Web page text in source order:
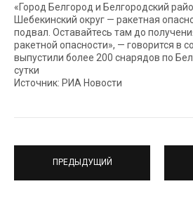
«Город Белгород и Белгородский
Шебекинский округ — ракетная
подвал. Оставайтесь там до
ракетной опасности», — говорится в
выпустили более 200 снарядов по
сутки
Источник: РИА Новости
ПРЕДЫДУЩИЙ